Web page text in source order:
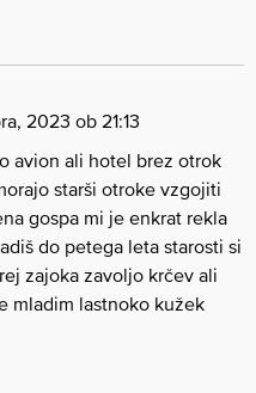
2023 ob 21:13
avion ali hotel brez otrok
starši otroke vzgojiti
gospa mi je enkrat rekla
do petega leta starosti si
zajoka zavoljo krčev ali
mladim lastnoko kužek